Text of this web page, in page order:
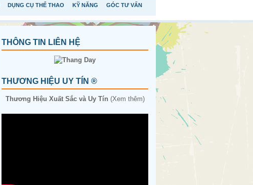
DỤNG CỤ THỂ THAO KỸ NĂNG GÓC TƯ VẤN
THÔNG TIN LIÊN HỆ
THƯƠNG HIỆU UY TÍN ®
Thương Hiệu Xuất Sắc và Uy Tín (Xem thêm)